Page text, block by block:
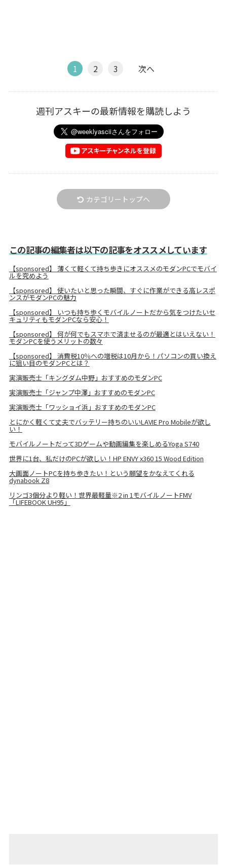
1 2 3 次へ
週刊アスキーの最新情報を購読しよう
カテゴリートップへ
この記事の編集者は以下の記事をオススメしています
【sponsored】 薄くて軽くて持ち歩きにオススメのモダンPCでモバイ
ルを究めよう
【sponsored】 使いたいと思った瞬間、すぐに作業ができる高レスポ
ンスがモダンPCの魅力
【sponsored】 いつも持ち歩くモバイルノートだから気をつけたいセ
キュリティもモダンPCなら安心！
【sponsored】 何が何でもスマホで済ませるのが最適とはいえない！
モダンPCを使うメリットの数々
【sponsored】 消費税10％への増税は10月から！パソコンの買い換え
に狙い目のモダンPCとは？
実演販売士「キングダム中野」おすすめのモダンPC
実演販売士「ジャンプ中澤」おすすめのモダンPC
実演販売士「ワッショイ浜」おすすめのモダンPC
とにかく軽くて丈夫でバッテリー持ちのいいLAVIE Pro Mobileが欲し
い！
モバイルノートだって3Dゲームや動画編集を楽しめるYoga S740
世界に1台、私だけのPCが欲しい！HP ENVY x360 15 Wood Edition
大画面ノートPCを持ち歩きたい！という願望をかなえてくれる
dynabook Z8
リンゴ3個分より軽い！世界最軽量※2 in 1モバイルノートFMV
「LIFEBOOK UH95」